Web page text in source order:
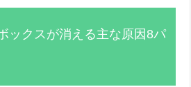
ックスが消える主な原因8パ